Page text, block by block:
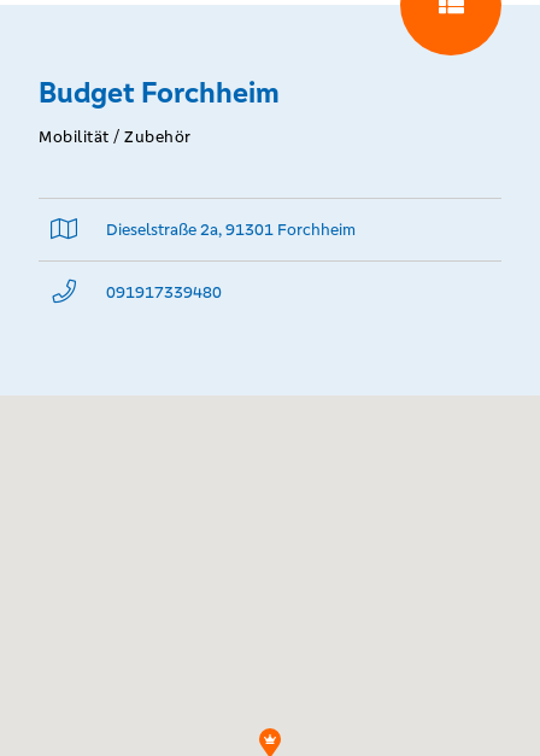
Budget Forchheim
Mobilität / Zubehör
Dieselstraße 2a, 91301 Forchheim
091917339480